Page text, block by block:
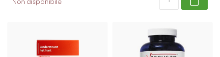
Non disponibile